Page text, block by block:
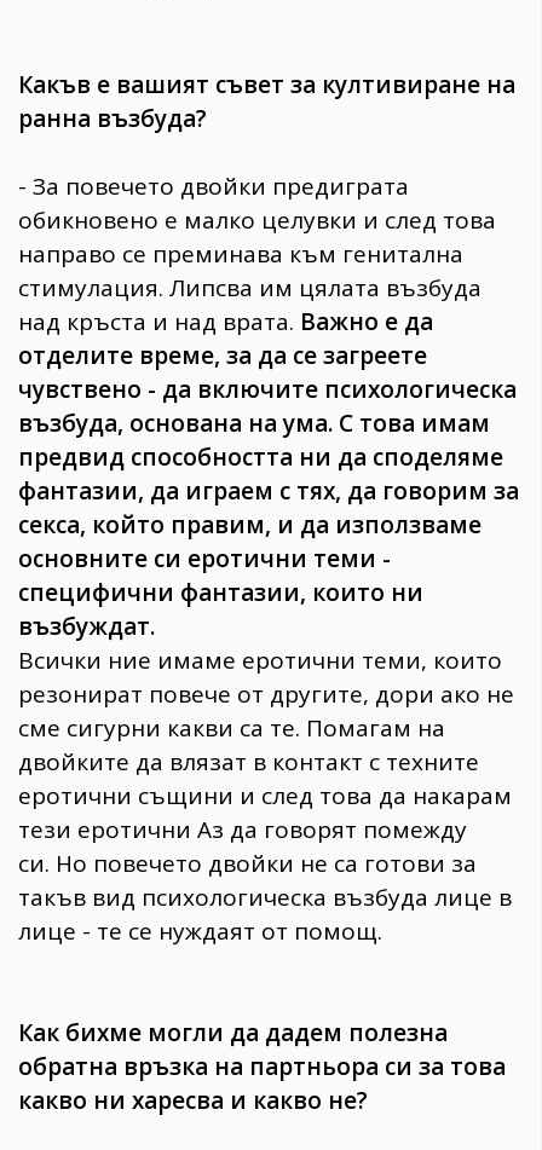
Какъв е вашият съвет за култивиране на
ранна възбуда?
- За повечето двойки предиграта
обикновено е малко целувки и след това
направо се преминава към генитална
стимулация. Липсва им цялата възбуда
над кръста и над врата. Важно е да
отделите време, за да се загреете
чувствено - да включите психологическа
възбуда, основана на ума. С това имам
предвид способността ни да споделяме
фантазии, да играем с тях, да говорим за
секса, който правим, и да използваме
основните си еротични теми -
специфични фантазии, които ни
възбуждат.
Всички ние имаме еротични теми, които
резонират повече от другите, дори ако не
сме сигурни какви са те. Помагам на
двойките да влязат в контакт с техните
еротични същини и след това да накарам
тези еротични Аз да говорят помежду
си. Но повечето двойки не са готови за
такъв вид психологическа възбуда лице в
лице - те се нуждаят от помощ.
Как бихме могли да дадем полезна
обратна връзка на партньора си за това
какво ни харесва и какво не?